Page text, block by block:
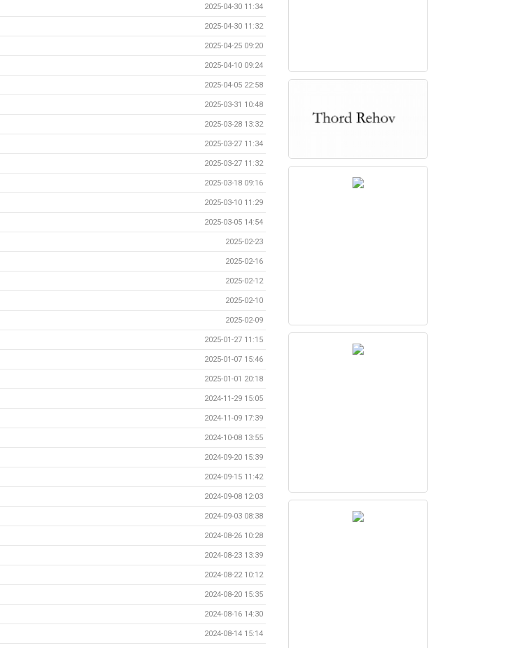
2025-04-30 11:34
2025-04-30 11:32
2025-04-25 09:20
2025-04-10 09:24
2025-04-05 22:58
2025-03-31 10:48
2025-03-28 13:32
2025-03-27 11:34
2025-03-27 11:32
2025-03-18 09:16
2025-03-10 11:29
2025-03-05 14:54
2025-02-23
2025-02-16
2025-02-12
2025-02-10
2025-02-09
2025-01-27 11:15
2025-01-07 15:46
2025-01-01 20:18
2024-11-29 15:05
2024-11-09 17:39
2024-10-08 13:55
2024-09-20 15:39
2024-09-15 11:42
2024-09-08 12:03
2024-09-03 08:38
2024-08-26 10:28
2024-08-23 13:39
2024-08-22 10:12
2024-08-20 15:35
2024-08-16 14:30
2024-08-14 15:14